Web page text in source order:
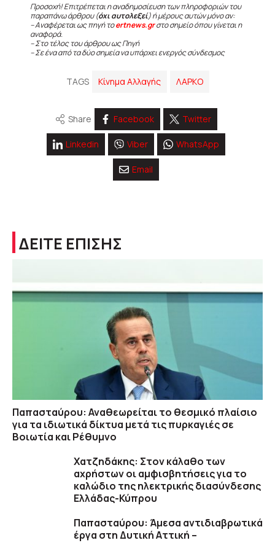
Προσοχή! Επιτρέπεται η αναδημοσίευση των πληροφοριών του
παραπάνω άρθρου (όχι αυτολεξεί) ή μέρους αυτών μόνο αν:
– Αναφέρεται ως πηγή τοertnews.grστο σημείο όπου γίνεται η
αναφορά.
– Στο τέλος του άρθρου ως Πηγή
– Σε ένα από τα δύο σημεία να υπάρχει ενεργός σύνδεσμος
TAGS Κίνημα Αλλαγής ΛΑΡΚΟ
Share Facebook Twitter
Linkedin Viber WhatsApp
Email
ΔΕΙΤΕ ΕΠΙΣΗΣ
Παπασταύρου: Αναθεωρείται το θεσμικό πλαίσιο
για τα ιδιωτικά δίκτυα μετά τις πυρκαγιές σε
Βοιωτία και Ρέθυμνο
Χατζηδάκης: Στον κάλαθο των
αχρήστων οι αμφισβητήσεις για το
καλώδιο της ηλεκτρικής διασύνδεσης
Ελλάδας-Κύπρου
Παπασταύρου: Άμεσα αντιδιαβρωτικά
έργα στη Δυτική Αττική –